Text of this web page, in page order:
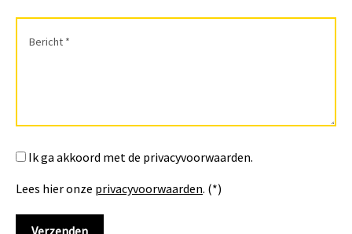
Ik ga akkoord met de privacyvoorwaarden.
Lees hier onze privacyvoorwaarden. (*)